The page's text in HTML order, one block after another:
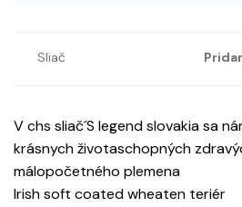
Sliač
V chs sliač´S legend slovakia sa
krásnych životaschopných
málopočetného plemena
Irish soft coated wheaten teriér